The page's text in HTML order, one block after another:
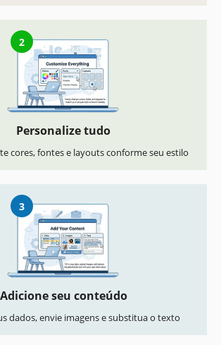
2
Personalize tudo
cores, fontes e layouts conforme seu estilo
3
Adicione seu conteúdo
dados, envie imagens e substitua o texto